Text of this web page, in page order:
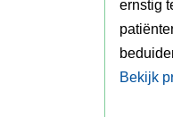
ernstig
Bekijk